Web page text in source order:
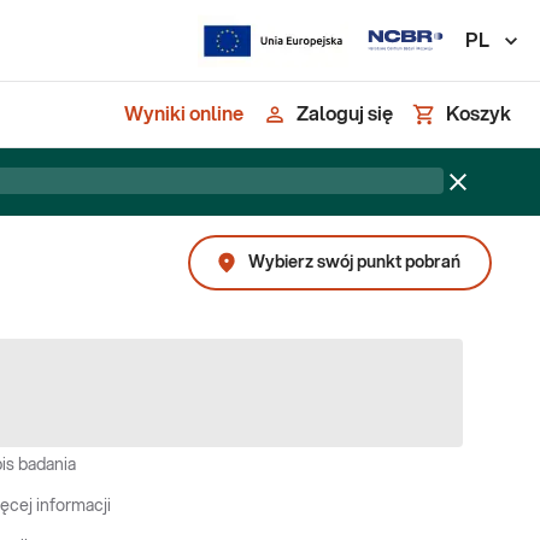
PL
Wyniki online Zaloguj się Koszyk
Wybierz swój punkt pobrań
badania
informacji